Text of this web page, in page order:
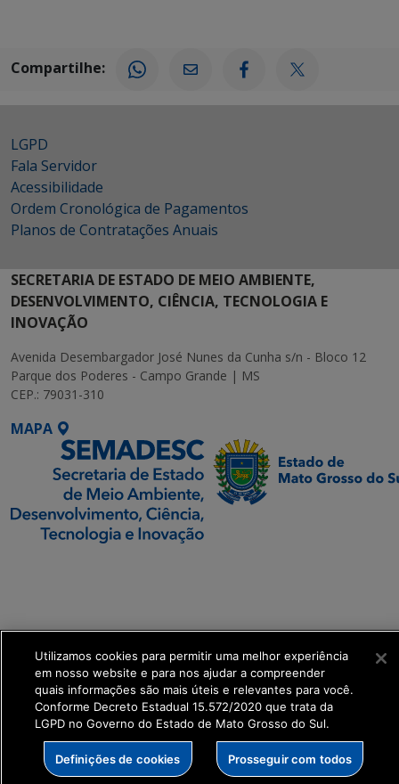
Compartilhe:
LGPD
Fala Servidor
Acessibilidade
Ordem Cronológica de Pagamentos
Planos de Contratações Anuais
SECRETARIA DE ESTADO DE MEIO AMBIENTE,
DESENVOLVIMENTO, CIÊNCIA, TECNOLOGIA E
INOVAÇÃO
Avenida Desembargador José Nunes da Cunha s/n - Bloco 12
Parque dos Poderes - Campo Grande | MS
CEP.: 79031-310
MAPA
get_footer();
Utilizamos cookies para permitir uma melhor experiência
em nosso website e para nos ajudar a compreender
quais informações são mais úteis e relevantes para você.
Conforme Decreto Estadual 15.572/2020 que trata da
LGPD no Governo do Estado de Mato Grosso do Sul.
Definições de cookies Prosseguir com todos